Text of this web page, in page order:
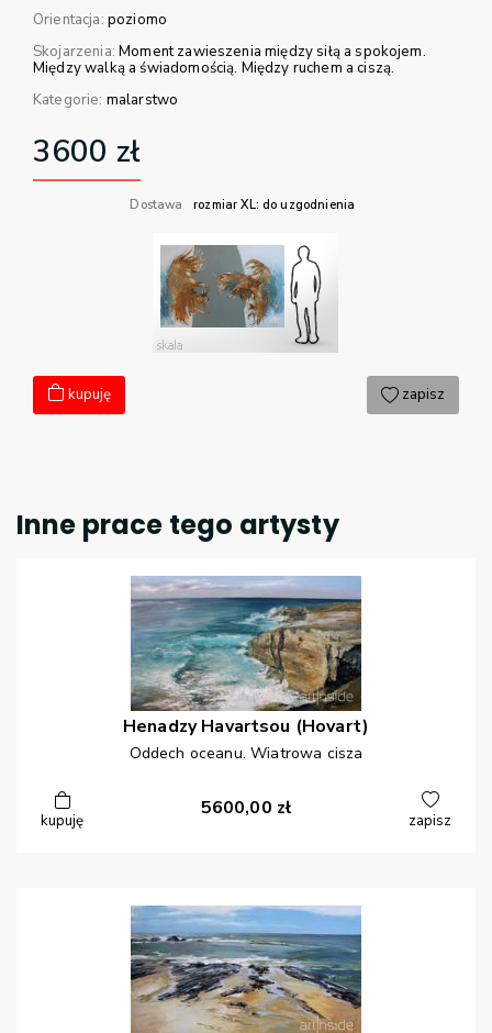
Orientacja: poziomo
Skojarzenia:Moment zawieszenia między siłą a spokojem.
Między walką a świadomością. Między ruchem a ciszą.
Kategorie: malarstwo
3600 zł
Dostawa rozmiar XL: do uzgodnienia
kupuję zapisz
Inne prace tego artysty
Henadzy Havartsou (Hovart)
Oddech oceanu. Wiatrowa cisza
kupuję
5600,00 zł
zapisz